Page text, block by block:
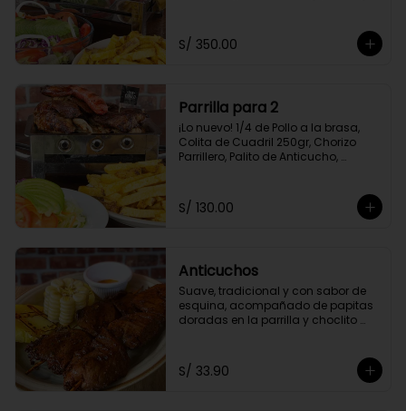
Champiñones, Porción de Papa
Amarilla Frita y Ensalada Parrillera
S/ 350.00
Parrilla para 2
¡Lo nuevo! 1/4 de Pollo a la brasa,
Colita de Cuadril 250gr, Chorizo
Parrillero, Palito de Anticucho,
Parrillera.
S/ 130.00
Anticuchos
Suave, tradicional y con sabor de
esquina, acompañado de papitas
doradas en la parrilla y choclito
S/ 33.90